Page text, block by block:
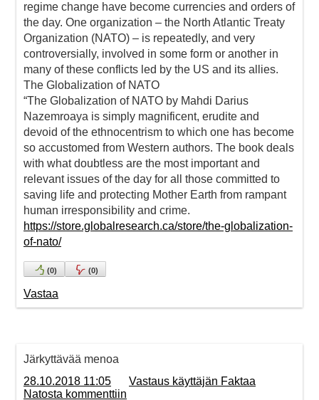
regime change have become currencies and orders of
the day. One organization – the North Atlantic Treaty
Organization (NATO) – is repeatedly, and very
controversially, involved in some form or another in
many of these conflicts led by the US and its allies.
The Globalization of NATO
“The Globalization of NATO by Mahdi Darius
Nazemroaya is simply magnificent, erudite and
devoid of the ethnocentrism to which one has become
so accustomed from Western authors. The book deals
with what doubtless are the most important and
relevant issues of the day for all those committed to
saving life and protecting Mother Earth from rampant
human irresponsibility and crime.
https://store.globalresearch.ca/store/the-globalization-
of-nato/
(0) (0)
Vastaa
Järkyttävää menoa
28.10.2018 11:05
Vastaus käyttäjän Faktaa
Natosta kommenttiin